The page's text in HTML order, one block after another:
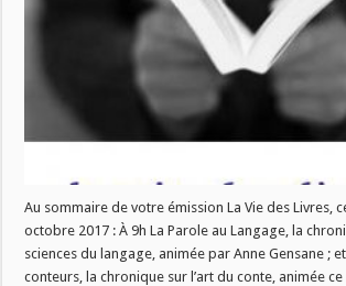
Livres
ce
mercredi
Au sommaire de votre émission La Vie des Livres,
octobre 2017 : À 9h La Parole au Langage, la
sciences du langage, animée par Anne Gensane ;
conteurs, la chronique sur l’art du conte, animée